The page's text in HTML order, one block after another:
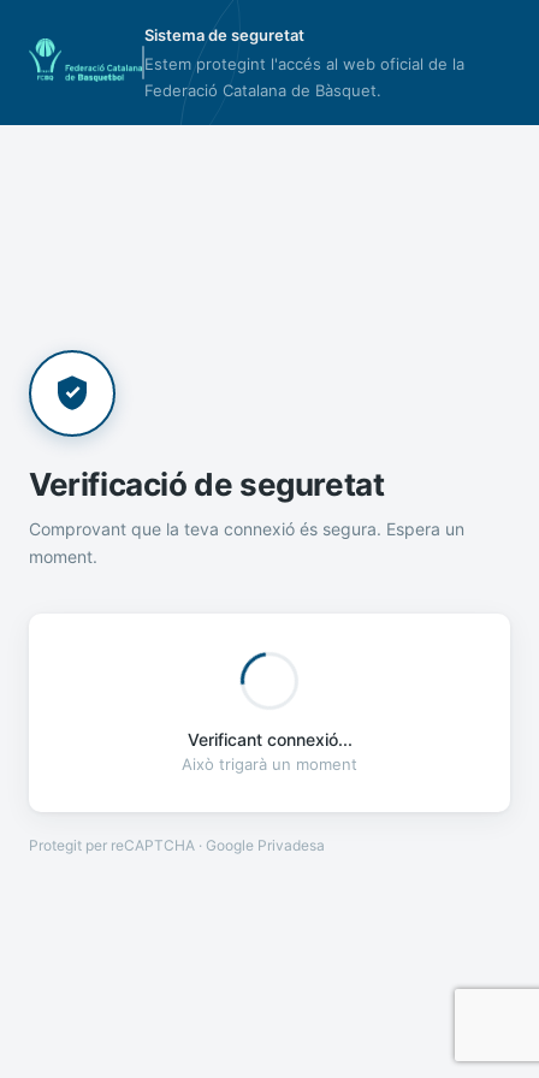
Sistema de seguretat
Estem protegint l'accés al web oficial de la
Federació Catalana de Bàsquet.
Verificació de seguretat
Comprovant que la teva connexió és segura. Espera un
moment.
Verificant connexió...
Això trigarà un moment
Protegit per reCAPTCHA · Google Privadesa